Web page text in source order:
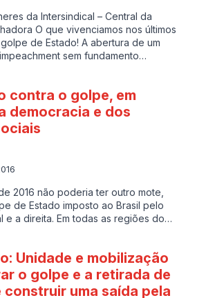
da Intersindical – Central da
O que vivenciamos nos últimos
de Estado! A abertura de um
sem fundamento…
contra o golpe, em
democracia e dos
2016 não poderia ter outro mote,
de Estado imposto ao Brasil pelo
e a direita. Em todas as regiões do…
Unidade e mobilização
o golpe e a retirada de
construir uma saída pela